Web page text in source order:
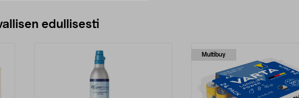
edullisesti
Multibuy